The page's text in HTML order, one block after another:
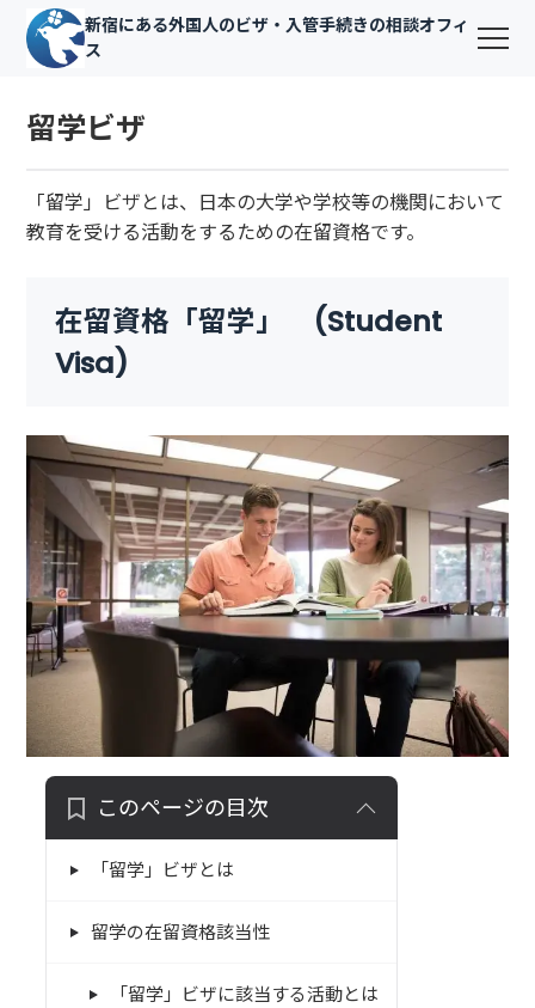
新宿にある外国人のビザ・入管手続きの相談オフィ
ス
留学ビザ
「留学」ビザとは、日本の大学や学校等の機関において
教育を受ける活動をするための在留資格です。
在留資格「留学」 (Student
Visa)
このページの目次
「留学」ビザとは
留学の在留資格該当性
「留学」ビザに該当する活動とは